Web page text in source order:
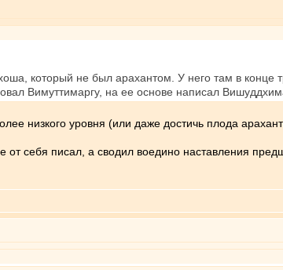
который не был арахантом. У него там в конце
Вимуттимаргу, на ее основе написал
низкого уровня (или даже достичь плода
себя писал, а сводил воедино наставления